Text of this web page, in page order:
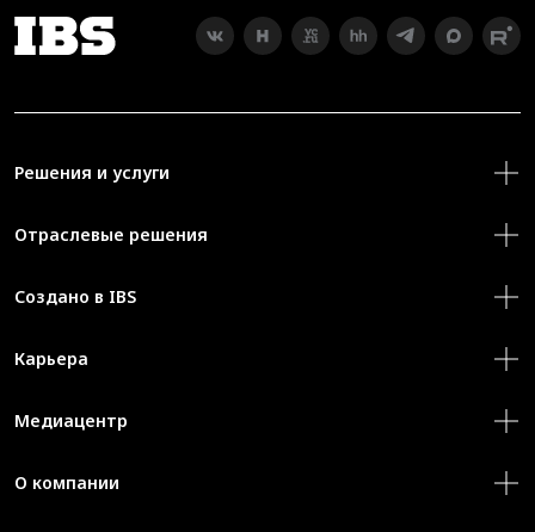
Решения и услуги
Отраслевые решения
Создано в IBS
Карьера
Медиацентр
О компании